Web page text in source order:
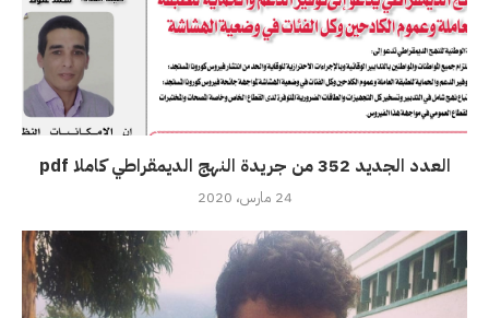
العدد الجديد 352 من جريدة النهج الديمقراطي كاملا pdf
24 مارس، 2020